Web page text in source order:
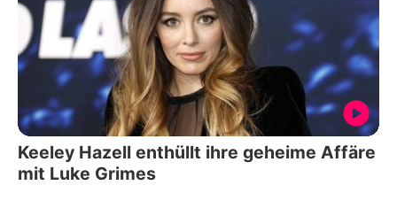
Keeley Hazell enthüllt ihre geheime Affäre
mit Luke Grimes